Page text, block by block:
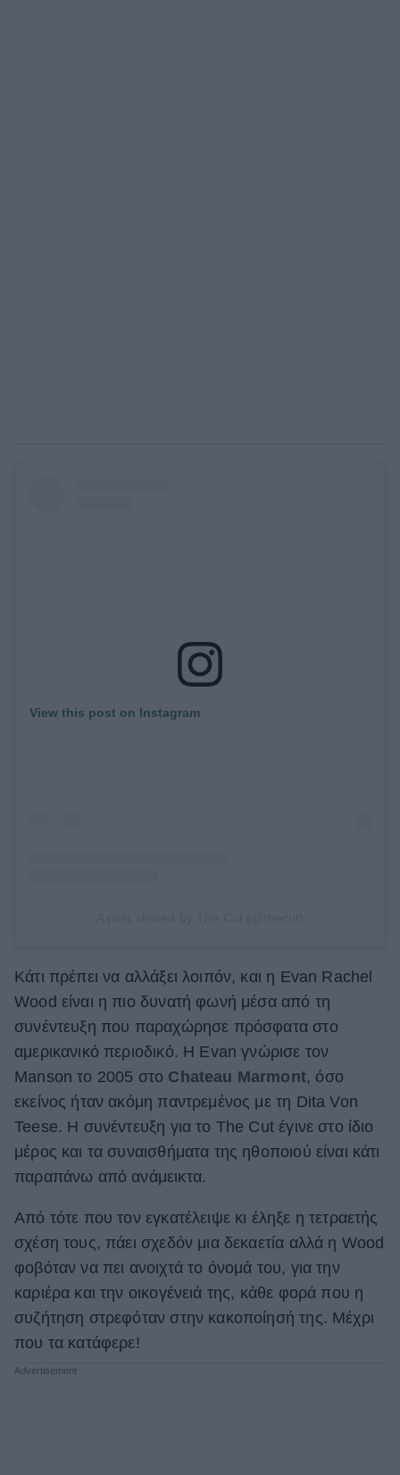
View this post on Instagram
Κάτι πρέπει να αλλάξει λοιπόν, και η Evan Rachel
Wood είναι η πιο δυνατή φωνή μέσα από τη
συνέντευξη που παραχώρησε πρόσφατα στο
αμερικανικό περιοδικό. H Evan γνώρισε τον
Manson το 2005 στο Chateau Marmont, όσο
εκείνος ήταν ακόμη παντρεμένος με τη Dita Von
Teese. Η συνέντευξη για το The Cut έγινε στο ίδιο
μέρος και τα συναισθήματα της ηθοποιού είναι κάτι
παραπάνω από ανάμεικτα.
Από τότε που τον εγκατέλειψε κι έληξε η τετραετής
σχέση τους, πάει σχεδόν μια δεκαετία αλλά η Wood
φοβόταν να πει ανοιχτά το όνομά του, για την
καριέρα και την οικογένειά της, κάθε φορά που η
συζήτηση στρεφόταν στην κακοποίησή της. Μέχρι
που τα κατάφερε!